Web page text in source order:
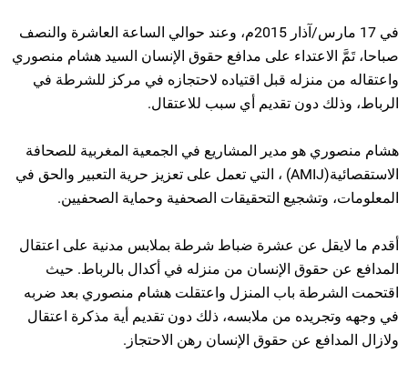
في 17 مارس/آذار 2015م، وعند حوالي الساعة العاشرة والنصف
صباحا، تَمَّ الاعتداء على مدافع حقوق الإنسان السيد هشام منصوري
واعتقاله من منزله قبل اقتياده لاحتجازه في مركز للشرطة في
الرباط، وذلك دون تقديم أي سبب للاعتقال.
هشام منصوري هو مدير المشاريع في الجمعية المغربية للصحافة
الاستقصائية(AMIJ) ، التي تعمل على تعزيز حرية التعبير والحق في
المعلومات، وتشجيع التحقيقات الصحفية وحماية الصحفيين.
أقدم ما لايقل عن عشرة ضباط شرطة بملابس مدنية على اعتقال
المدافع عن حقوق الإنسان من منزله في أكدال بالرباط. حيث
اقتحمت الشرطة باب المنزل واعتقلت هشام منصوري بعد ضربه
في وجهه وتجريده من ملابسه، ذلك دون تقديم أية مذكرة اعتقال
ولازال المدافع عن حقوق الإنسان رهن الاحتجاز.